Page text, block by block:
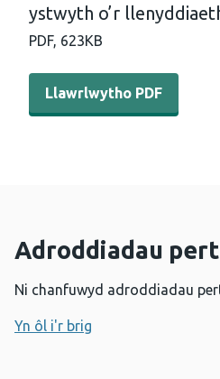
ystwyth o’r
PDF, 623KB
Llawrlwytho PDF -
Llawrlwytho PDF
Adroddiadau
Ni chanfuwyd adroddiadau
Yn ôl i'r brig